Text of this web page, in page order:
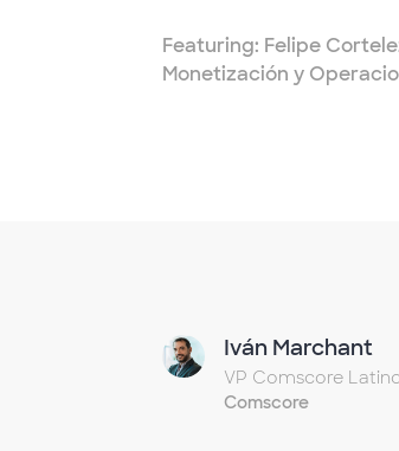
Featuring: Felipe
Monetización y
Iván Marchant
VP Comscore
Comscore